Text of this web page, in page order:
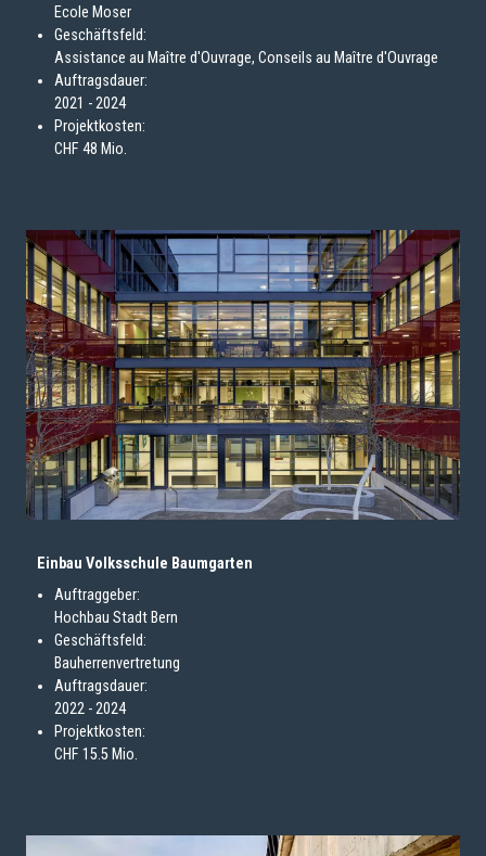
Ecole Moser
Geschäftsfeld:
Assistance au Maître d'Ouvrage, Conseils au Maître d'Ouvrage
Auftragsdauer:
2021 - 2024
Projektkosten:
CHF 48 Mio.
Einbau Volksschule Baumgarten
Auftraggeber:
Hochbau Stadt Bern
Geschäftsfeld:
Bauherrenvertretung
Auftragsdauer:
2022 - 2024
Projektkosten:
CHF 15.5 Mio.